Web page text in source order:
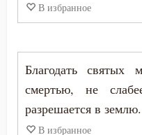
Развлечение
Раскаяние
В избранное
Благодать
смертью, не
разрешается в землю.
В избранное